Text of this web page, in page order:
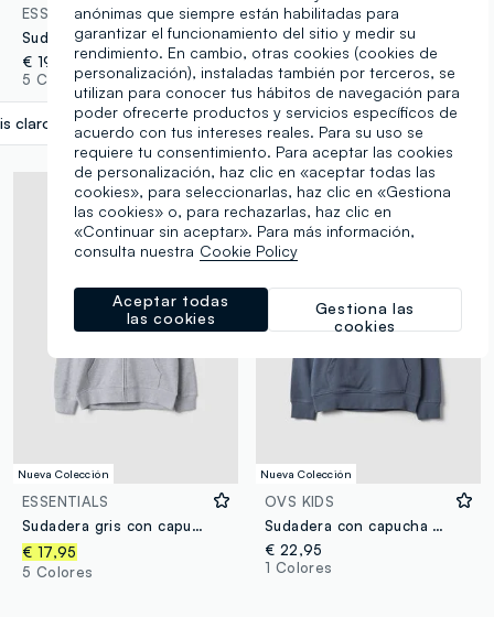
ESSENTIALS
Sudadera gris con capucha y cremallera en puro algodón orgánico para niño, corte relaxed
€ 19,95
5 Colores
claro jaspeado label.selectsize
ESSENTIALS
€ 17,95
5 Colores
Nueva Colección
ESSENTIALS
Sudadera gris con capucha de algodón orgánico 100%, corte regular, para niño
€ 17,95
5 Colores
Nueva Colección
OVS KIDS
Sudadera con capucha gris oversize de algodón puro para niño
€ 22,95
1 Colores
anónimas que siempre están habilitadas para
garantizar el funcionamiento del sitio y medir su
rendimiento. En cambio, otras cookies (cookies de
personalización), instaladas también por terceros, se
utilizan para conocer tus hábitos de navegación para
poder ofrecerte productos y servicios específicos de
acuerdo con tus intereses reales. Para su uso se
requiere tu consentimiento. Para aceptar las cookies
de personalización, haz clic en «aceptar todas las
cookies», para seleccionarlas, haz clic en «Gestiona
las cookies» o, para rechazarlas, haz clic en
«Continuar sin aceptar». Para más información,
consulta nuestra Cookie Policy
Gestiona las
cookies
Aceptar todas
las cookies